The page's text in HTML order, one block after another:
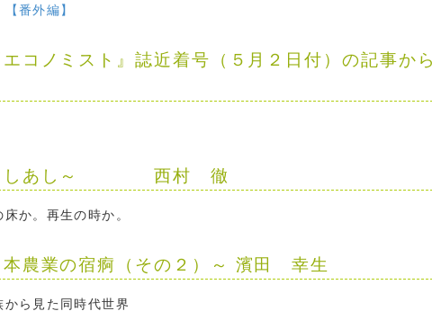
番外編】
コノミスト』誌近着号（５月２日付）の記事か
あし～ 西村 徹
か。再生の時か。
農業の宿痾（その２）～ 濱田 幸生
ら見た同時代世界